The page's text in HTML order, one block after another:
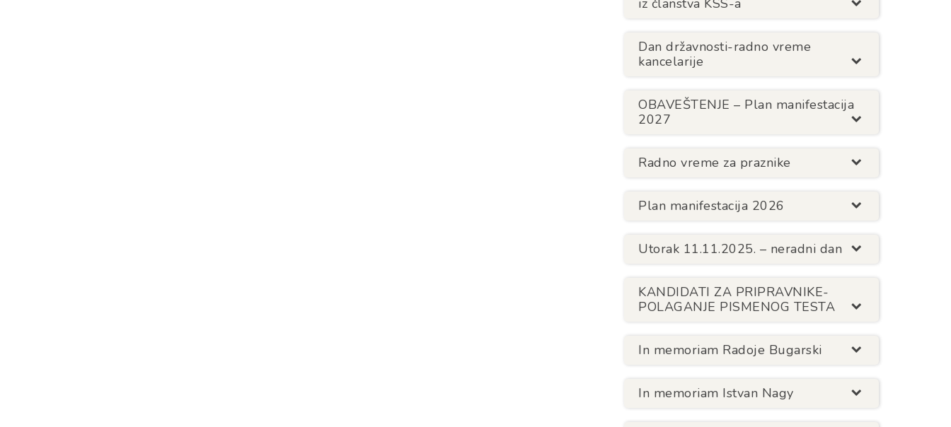
iz članstva KSS-a
Dan državnosti-radno vreme
kancelarije
OBAVEŠTENJE – Plan manifestacija
2027
Radno vreme za praznike
Plan manifestacija 2026
Utorak 11.11.2025. – neradni dan
KANDIDATI ZA PRIPRAVNIKE-
POLAGANJE PISMENOG TESTA
In memoriam Radoje Bugarski
In memoriam Istvan Nagy